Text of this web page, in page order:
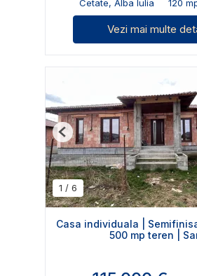
Cetate, Alba Iulia
120
Vezi mai multe
1 / 6
Previous
Casa individuala |
500 mp teren |